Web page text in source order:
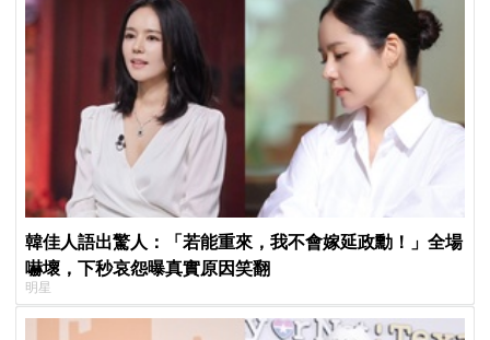
韓佳人語出驚人：「若能重來，我不會嫁延政勳！」全場
嚇壞，下秒哀怨曝真實原因笑翻
明星